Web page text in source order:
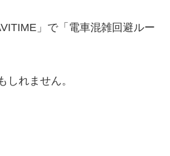
」で「電車混雑回避ルー
れません。